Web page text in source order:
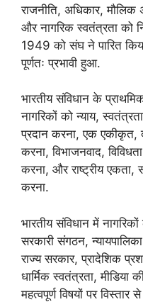
राजनीति, अधिकार, मौलिक
और नागरिक स्वतंत्रता को
1949 को संघ ने पारित
पूर्णतः प्रभावी हुआ.
भारतीय संविधान के
नागरिकों को न्याय,
प्रदान करना, एक एकीकृत,
करना, विभाजनवाद,
करना, और राष्ट्रीय एकता,
करना.
भारतीय संविधान में
सरकारी संगठन,
राज्य सरकार, प्रादेशिक
धार्मिक स्वतंत्रता, मीडिया
महत्वपूर्ण विषयों पर विस्तार